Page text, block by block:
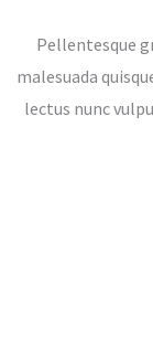
Pellentesque
malesuada
lectus nunc